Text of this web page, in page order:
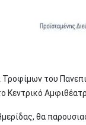
Τροφίμων του
Κεντρικό
θα